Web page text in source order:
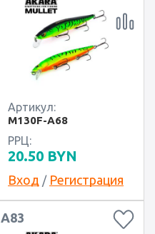
Артикул:
M130F-A68
РРЦ:
20.50 BYN
Вход / Регистрация
A83